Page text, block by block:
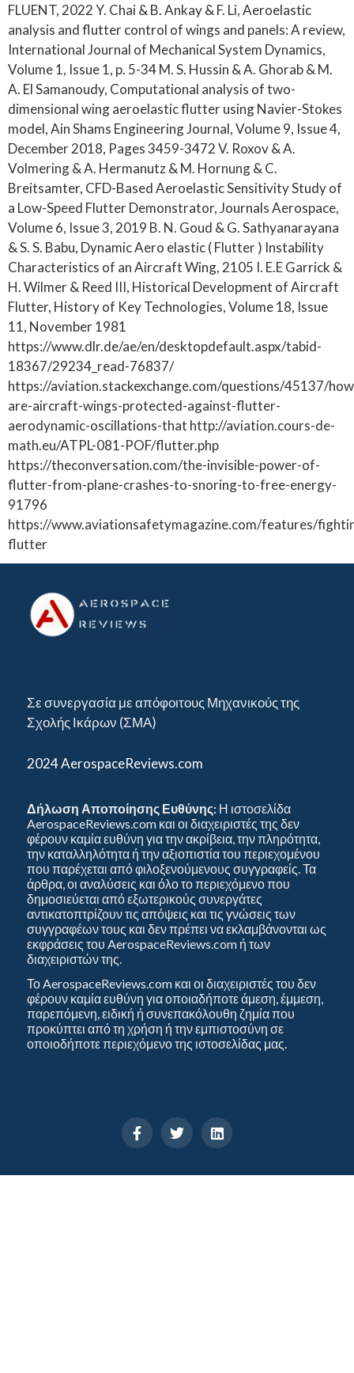
FLUENT, 2022 Y. Chai & B. Ankay & F. Li, Aeroelastic
analysis and flutter control of wings and panels: A review,
International Journal of Mechanical System Dynamics,
Volume 1, Issue 1, p. 5-34 M. S. Hussin & A. Ghorab & M.
A. El Samanoudy, Computational analysis of two-
dimensional wing aeroelastic flutter using Navier-Stokes
model, Ain Shams Engineering Journal, Volume 9, Issue 4,
December 2018, Pages 3459-3472 V. Roxov & A.
Volmering & A. Hermanutz & M. Hornung & C.
Breitsamter, CFD-Based Aeroelastic Sensitivity Study of
a Low-Speed Flutter Demonstrator, Journals Aerospace,
Volume 6, Issue 3, 2019 B. N. Goud & G. Sathyanarayana
& S. S. Babu, Dynamic Aero elastic ( Flutter ) Instability
Characteristics of an Aircraft Wing, 2105 I. E.E Garrick &
H. Wilmer & Reed III, Historical Development of Aircraft
Flutter, History of Key Technologies, Volume 18, Issue
11, November 1981
https://www.dlr.de/ae/en/desktopdefault.aspx/tabid-
18367/29234_read-76837/
https://aviation.stackexchange.com/questions/45137/
are-aircraft-wings-protected-against-flutter-
aerodynamic-oscillations-that http://aviation.cours-de-
math.eu/ATPL-081-POF/flutter.php
https://theconversation.com/the-invisible-power-of-
flutter-from-plane-crashes-to-snoring-to-free-energy-
91796
https://www.aviationsafetymagazine.com/features/
flutter
Σε συνεργασία με απόφοιτους Μηχανικούς της
Σχολής Ικάρων (ΣΜΑ)
2024 AerospaceReviews.com
Δήλωση Αποποίησης Ευθύνης: Η ιστοσελίδα
AerospaceReviews.com και οι διαχειριστές της δεν
φέρουν καμία ευθύνη για την ακρίβεια, την πληρότητα,
την καταλληλότητα ή την αξιοπιστία του περιεχομένου
που παρέχεται από φιλοξενούμενους συγγραφείς. Τα
άρθρα, οι αναλύσεις και όλο το περιεχόμενο που
δημοσιεύεται από εξωτερικούς συνεργάτες
αντικατοπτρίζουν τις απόψεις και τις γνώσεις των
συγγραφέων τους και δεν πρέπει να εκλαμβάνονται ως
εκφράσεις του AerospaceReviews.com ή των
διαχειριστών της.
Το AerospaceReviews.com και οι διαχειριστές του δεν
φέρουν καμία ευθύνη για οποιαδήποτε άμεση, έμμεση,
παρεπόμενη, ειδική ή συνεπακόλουθη ζημία που
προκύπτει από τη χρήση ή την εμπιστοσύνη σε
οποιοδήποτε περιεχόμενο της ιστοσελίδας μας.